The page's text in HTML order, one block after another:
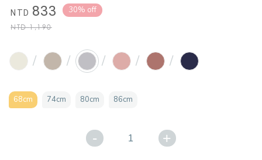
NTD 833
NTD1,190
30% off
/ / / / /
68cm 74cm 80cm 86cm
- +